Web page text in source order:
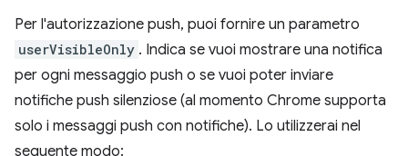
Per l'autorizzazione push, puoi fornire un parametro
userVisibleOnly . Indica se vuoi mostrare una notifica
per ogni messaggio push o se vuoi poter inviare
notifiche push silenziose (al momento Chrome supporta
solo i messaggi push con notifiche). Lo utilizzerai nel
seguente modo: